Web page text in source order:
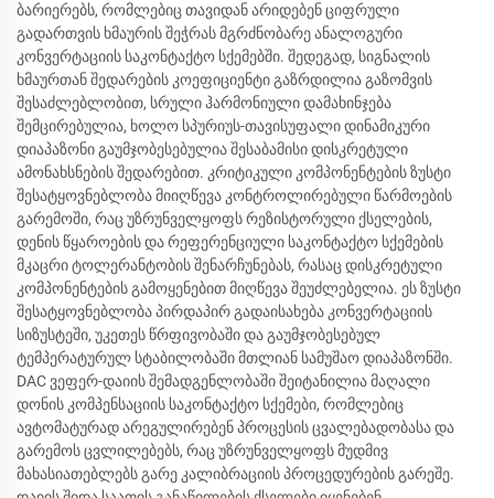
ბარიერებს, რომლებიც თავიდან არიდებენ ციფრული
გადართვის ხმაურის შეჭრას მგრძნობარე ანალოგური
კონვერტაციის საკონტაქტო სქემებში. შედეგად, სიგნალის
ხმაურთან შედარების კოეფიციენტი გაზრდილია გაზომვის
შესაძლებლობით, სრული ჰარმონიული დამახინჯება
შემცირებულია, ხოლო სპურიუს-თავისუფალი დინამიკური
დიაპაზონი გაუმჯობესებულია შესაბამისი დისკრეტული
ამონახსნების შედარებით. კრიტიკული კომპონენტების ზუსტი
შესატყოვნებლობა მიიღწევა კონტროლირებული წარმოების
გარემოში, რაც უზრუნველყოფს რეზისტორული ქსელების,
დენის წყაროების და რეფერენციული საკონტაქტო სქემების
მკაცრი ტოლერანტობის შენარჩუნებას, რასაც დისკრეტული
კომპონენტების გამოყენებით მიღწევა შეუძლებელია. ეს ზუსტი
შესატყოვნებლობა პირდაპირ გადაისახება კონვერტაციის
სიზუსტეში, უკეთეს წრფივობაში და გაუმჯობესებულ
ტემპერატურულ სტაბილობაში მთლიან სამუშაო დიაპაზონში.
DAC ვეფერ-დაიის შემადგენლობაში შეიტანილია მაღალი
დონის კომპენსაციის საკონტაქტო სქემები, რომლებიც
ავტომატურად არეგულირებენ პროცესის ცვალებადობასა და
გარემოს ცვლილებებს, რაც უზრუნველყოფს მუდმივ
მახასიათებლებს გარე კალიბრაციის პროცედურების გარეშე.